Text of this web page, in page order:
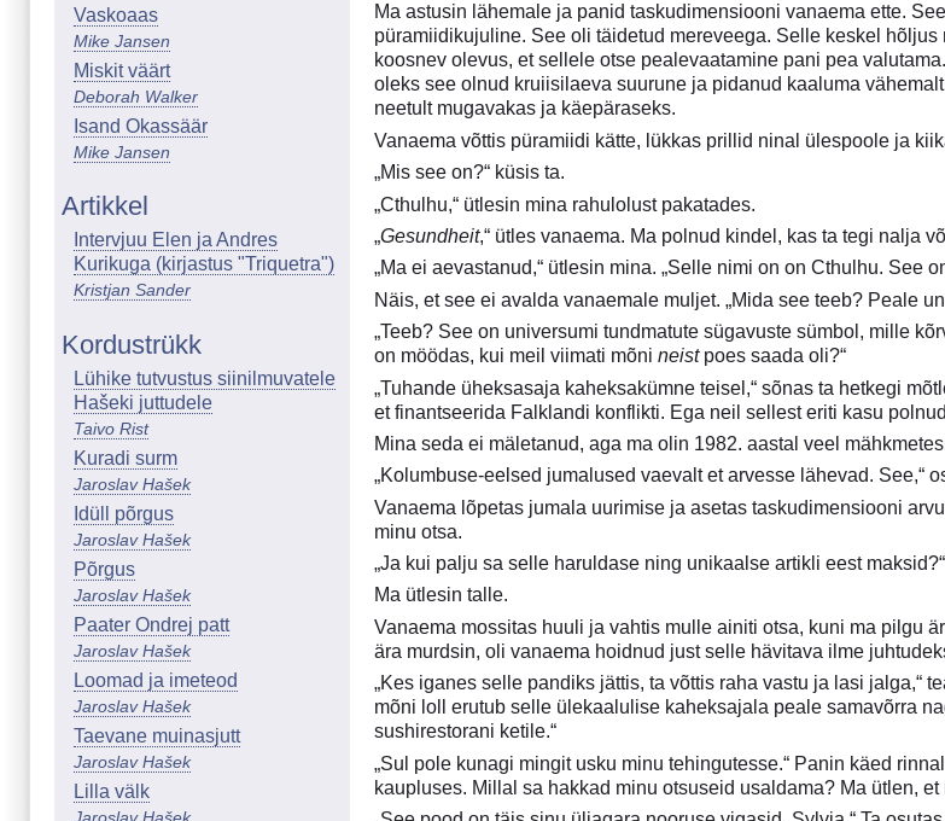
Vaskoaas
Mike Jansen
Miskit väärt
Deborah Walker
Isand Okassäär
Mike Jansen
Artikkel
Intervjuu Elen ja Andres
Kurikuga (kirjastus "Triquetra")
Kristjan Sander
Kordustrükk
Lühike tutvustus siinilmuvatele
Hašeki juttudele
Taivo Rist
Kuradi surm
Jaroslav Hašek
Idüll põrgus
Jaroslav Hašek
Põrgus
Jaroslav Hašek
Paater Ondrej patt
Jaroslav Hašek
Loomad ja imeteod
Jaroslav Hašek
Taevane muinasjutt
Jaroslav Hašek
Lilla välk
Jaroslav Hašek
Ma astusin lähemale ja panid taskudimensiooni vanaema ette.
püramiidikujuline. See oli täidetud mereveega. Selle keskel
koosnev olevus, et sellele otse pealevaatamine pani pea
oleks see olnud kruiisilaeva suurune ja pidanud kaaluma
neetult mugavakas ja käepäraseks.
Vanaema võttis püramiidi kätte, lükkas prillid ninal ülespoole ja
„Mis see on?“ küsis ta.
„Cthulhu,“ ütlesin mina rahulolust pakatades.
„Gesundheit,“ ütles vanaema. Ma polnud kindel, kas ta tegi nalja
„Ma ei aevastanud,“ ütlesin mina. „Selle nimi on on Cthulhu. See
Näis, et see ei avalda vanaemale muljet. „Mida see teeb? Peale
„Teeb? See on universumi tundmatute sügavuste sümbol, mille
on möödas, kui meil viimati mõnineistpoes saada oli?“
„Tuhande üheksasaja kaheksakümne teisel,“ sõnas ta hetkegi
et finantseerida Falklandi konflikti. Ega neil sellest eriti kasu
Mina seda ei mäletanud, aga ma olin 1982. aastal veel
„Kolumbuse-eelsed jumalused vaevalt et arvesse lähevad. See,“
Vanaema lõpetas jumala uurimise ja asetas taskudimensiooni
minu otsa.
„Ja kui palju sa selle haruldase ning unikaalse artikli eest maksid?“
Ma ütlesin talle.
Vanaema mossitas huuli ja vahtis mulle ainiti otsa, kuni ma pilgu
ära murdsin, oli vanaema hoidnud just selle hävitava ilme
„Kes iganes selle pandiks jättis, ta võttis raha vastu ja lasi jalga,“
mõni loll erutub selle ülekaalulise kaheksajala peale samavõrra
sushirestorani ketile.“
„Sul pole kunagi mingit usku minu tehingutesse.“ Panin käed
kaupluses. Millal sa hakkad minu otsuseid usaldama? Ma ütlen,